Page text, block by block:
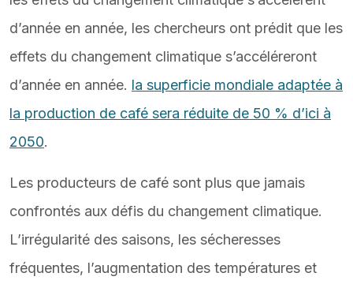
d’année en année, les chercheurs ont prédit que les
effets du changement climatique s’accéléreront
d’année en année. la superficie mondiale adaptée à
la production de café sera réduite de 50 % d’ici à
2050.
Les producteurs de café sont plus que jamais
confrontés aux défis du changement climatique.
L’irrégularité des saisons, les sécheresses
fréquentes, l’augmentation des températures et